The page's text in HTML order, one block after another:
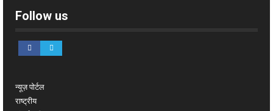
Follow us
न्यूज़ पोर्टल
राष्ट्रीय